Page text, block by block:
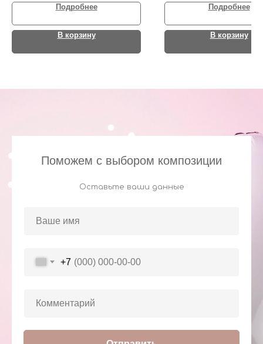
Подробнее
В корзину
Подробнее
В корзину
Поможем с выбором композиции
Оставьте ваши данные
+7